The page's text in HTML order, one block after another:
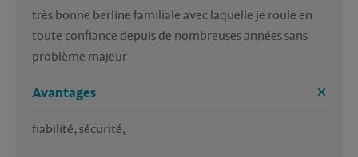
très bonne berline familiale avec laquelle je roule en
toute confiance depuis de nombreuses années sans
problème majeur
Avantages
fiabilité, sécurité,